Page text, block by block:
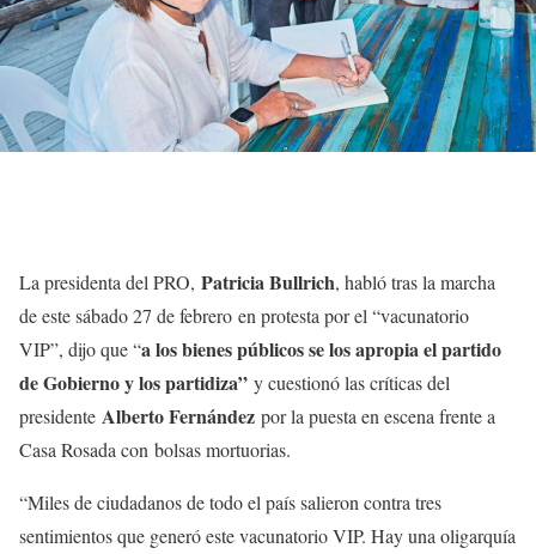
La presidenta del PRO, Patricia Bullrich, habló tras la marcha
de este sábado 27 de febrero en protesta por el “vacunatorio
VIP”, dijo que “a los bienes públicos se los apropia el partido
de Gobierno y los partidiza” y cuestionó las críticas del
presidente Alberto Fernández por la puesta en escena frente a
Casa Rosada con bolsas mortuorias.
“Miles de ciudadanos de todo el país salieron contra tres
sentimientos que generó este vacunatorio VIP. Hay una oligarquía